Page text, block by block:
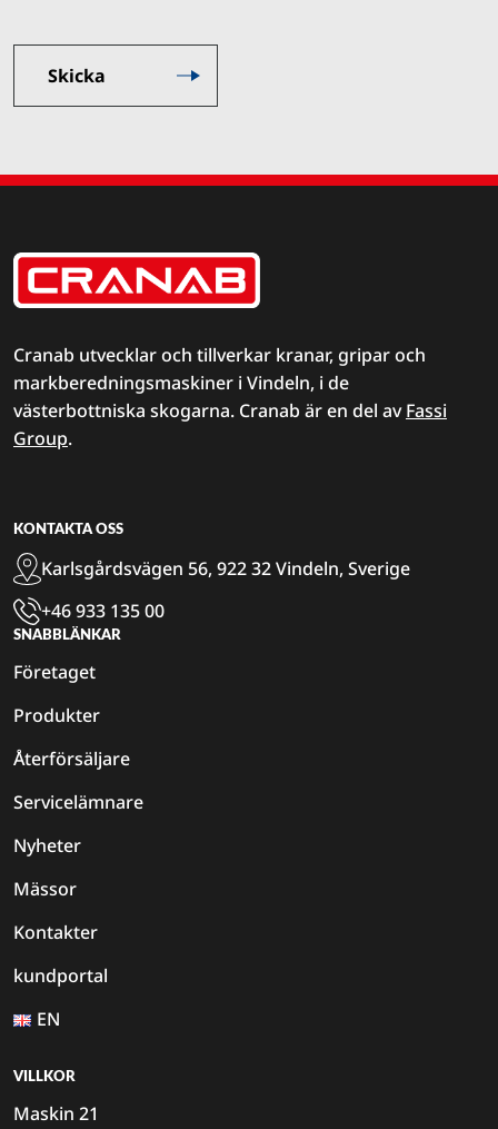
Cranab utvecklar och tillverkar kranar, gripar och
markberedningsmaskiner i Vindeln, i de
västerbottniska skogarna. Cranab är en del avFassi
Group.
KONTAKTA OSS
Karlsgårdsvägen 56, 922 32 Vindeln, Sverige
+46 933 135 00
SNABBLÄNKAR
Företaget
Produkter
Återförsäljare
Servicelämnare
Nyheter
Mässor
Kontakter
kundportal
EN
VILLKOR
Maskin 21